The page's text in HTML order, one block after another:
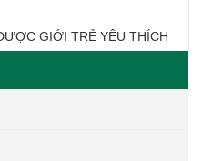
GIỚI TRẺ YÊU THÍCH